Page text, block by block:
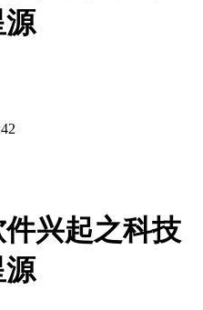
源
兴起之科技
源